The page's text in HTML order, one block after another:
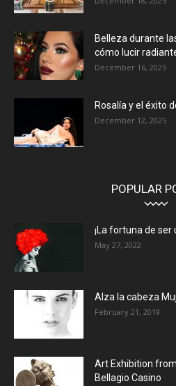
Belleza durante
cómo lucir
December 16, 2025
Rosalía y el éxito
December 12, 2025
POPULAR
¡La fortuna de ser
May 27, 2022
Alza la cabeza
February 21, 2019
Art Exhibition
Bellagio Casino